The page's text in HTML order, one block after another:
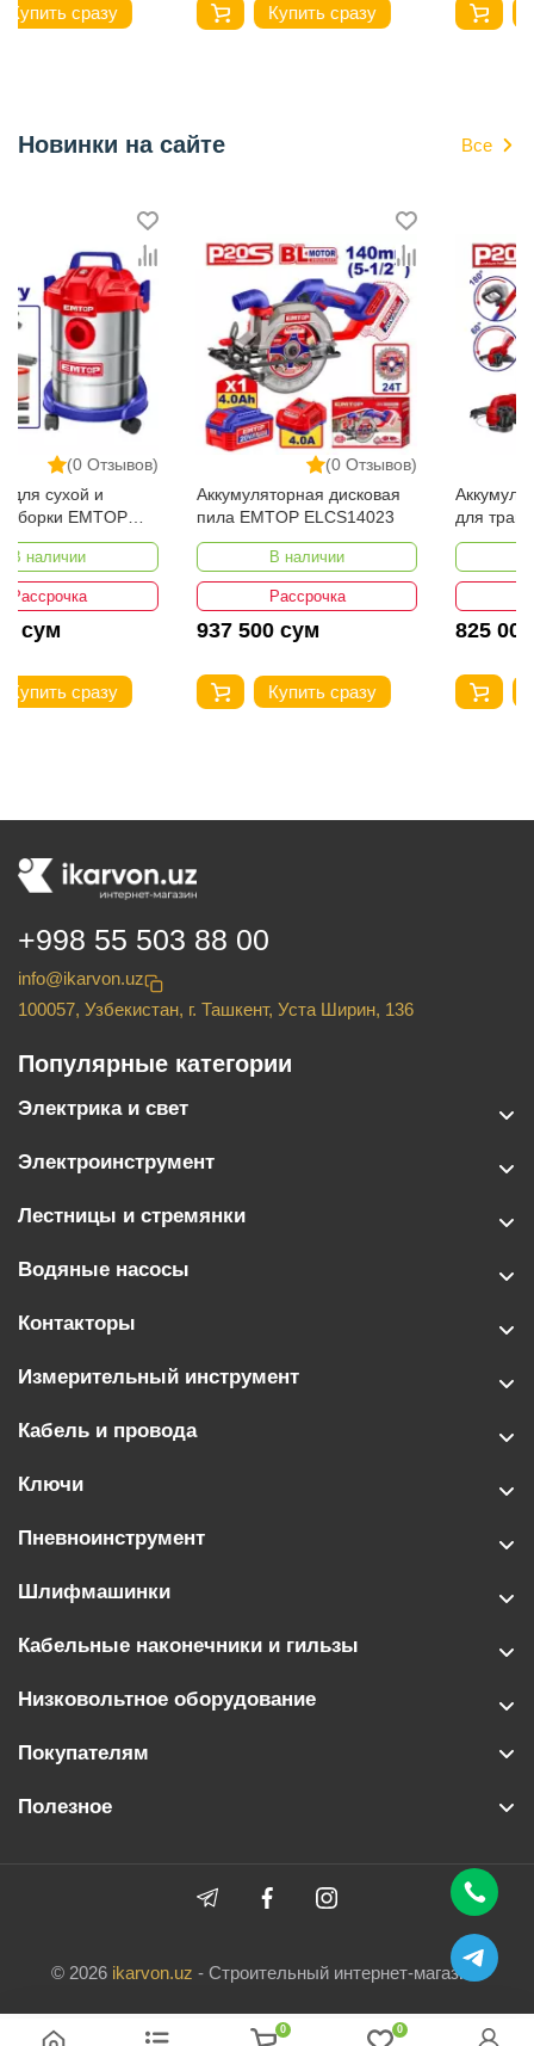
Купить сразу Купить сразу
Новинки на сайте Все
(0 Отзывов)
Аккумуляторная дисковая
пила EMTOP ELCS14023
937 500 сум
Купить сразу
(0 Отзывов)
Аккумуляторный триммер
для травы EMTOP
ELGT203285
825 000 сум
Купить сразу
+998 55 503 88 00
info@ikarvon.uz
100057, Узбекистан, г. Ташкент, Уста Ширин, 136
Популярные категории
Электрика и свет
Электроинструмент
Лестницы и стремянки
Водяные насосы
Контакторы
Измерительный инструмент
Кабель и провода
Ключи
Пневноинструмент
Шлифмашинки
Кабельные наконечники и гильзы
Низковольтное оборудование
Покупателям
Полезное
© 2026 ikarvon.uz - Строительный интернет-магазин.
0 0